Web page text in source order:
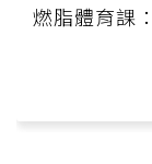
燃脂體育課